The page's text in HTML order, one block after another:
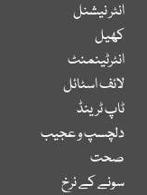
انٹر نیشنل
کھیل
انٹرٹینمنٹ
لائف اسٹائل
ٹاپ ٹرینڈ
دلچسپ و عجیب
صحت
سونے کے نرخ